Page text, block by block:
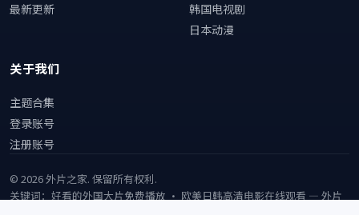
最新更新
韩国电视剧
日本动漫
关于我们
主题合集
登录账号
注册账号
© 2026外片之家. 保留所有权利.
关键词：好看的外国大片免费播放 · 欧美日韩高清电影在线观看 — 外片